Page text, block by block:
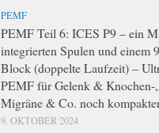
PEMF
PEMF Teil 6: ICES P9 – ein
integrierten Spulen und einem
Block (doppelte Laufzeit) –
PEMF für Gelenk & Knochen-
Migräne & Co. noch
9. OKTOBER 2024